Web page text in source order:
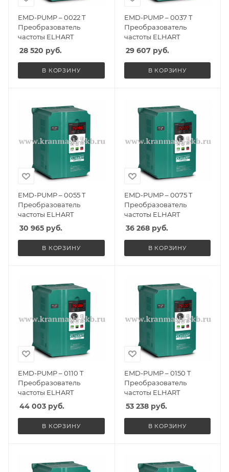
EMD-PUMP – 0022 T
Преобразователь
частоты ELHART
28 520 руб.
В КОРЗИНУ
EMD-PUMP – 0037 T
Преобразователь
частоты ELHART
29 607руб.
В КОРЗИНУ
EMD-PUMP – 0055 T
Преобразователь
частоты ELHART
30 965 руб.
В КОРЗИНУ
EMD-PUMP – 0075 T
Преобразователь
частоты ELHART
36 268руб.
В КОРЗИНУ
EMD-PUMP – 0110 T
Преобразователь
частоты ELHART
44 003 руб.
В КОРЗИНУ
EMD-PUMP – 0150 T
Преобразователь
частоты ELHART
53 238руб.
В КОРЗИНУ